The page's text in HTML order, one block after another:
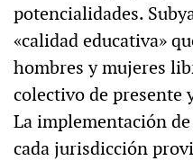
potencialidades.
«calidad educativa»
hombres y mujeres
colectivo de presente
La implementación
cada jurisdicción